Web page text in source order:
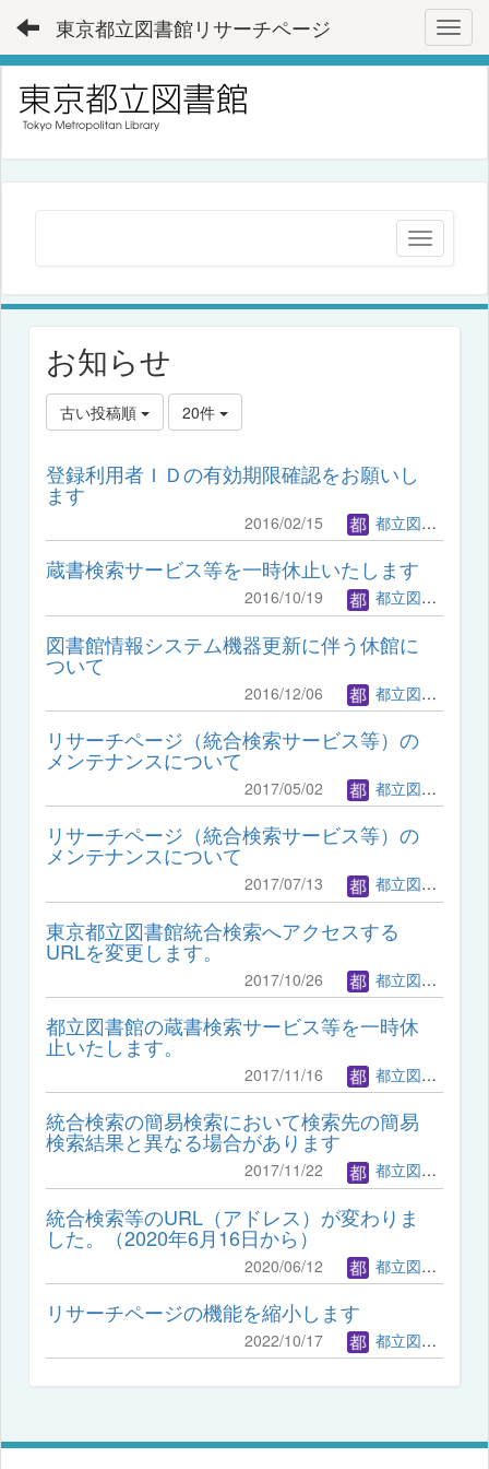
東京都立図書館リサーチページ
お知らせ
古い投稿順 20件
登録利用者ＩＤの有効期限確認をお願いし
ます
2016/02/15 都立図書館管理者
蔵書検索サービス等を一時休止いたします
2016/10/19 都立図書館管理者
図書館情報システム機器更新に伴う休館に
ついて
2016/12/06 都立図書館管理者
リサーチページ（統合検索サービス等）の
メンテナンスについて
2017/05/02 都立図書館管理者
リサーチページ（統合検索サービス等）の
メンテナンスについて
2017/07/13 都立図書館管理者
東京都立図書館統合検索へアクセスする
URLを変更します。
2017/10/26 都立図書館管理者
都立図書館の蔵書検索サービス等を一時休
止いたします。
2017/11/16 都立図書館管理者
統合検索の簡易検索において検索先の簡易
検索結果と異なる場合があります
2017/11/22 都立図書館管理者
統合検索等のURL（アドレス）が変わりま
した。（2020年6月16日から）
2020/06/12 都立図書館管理者
リサーチページの機能を縮小します
2022/10/17 都立図書館管理者